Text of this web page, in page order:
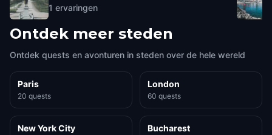
1 ervaringen
Ontdek meer steden
Ontdek quests en avonturen in steden over de hele wereld
Paris
20 quests
London
60 quests
New York City Bucharest